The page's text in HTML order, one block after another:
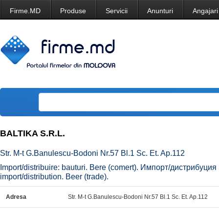
Firme.MD Produse Servicii Anunturi Angajari
BALTIKA S.R.L.
Str. M-t G.Banulescu-Bodoni Nr.57 Bl.1 Sc. Et. Ap.112
Import/distribuire: bauturi. Bere (comert). Импорт/
import/distribution. Beer (trade).
Adresa Str. M-t G.Banulescu-Bodoni Nr.57 Bl.1 Sc. Et. Ap.112